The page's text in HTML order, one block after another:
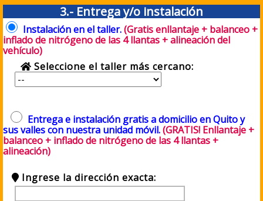
3.- Entrega y/o instalación
Instalación en el taller.(Gratis enllantaje + balanceo +
inflado de nitrógeno de las 4 llantas + alineación del
vehículo)
Seleccione el taller más cercano:
Entrega e instalación gratis a domicilio en Quito y
sus valles con nuestra unidad móvil.(GRATIS! Enllantaje +
balanceo + inflado de nitrógeno de las 4 llantas +
alineación)
Ingrese la dirección exacta: